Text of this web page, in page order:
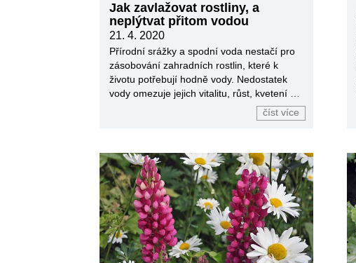
Jak zavlažovat rostliny, a
neplýtvat přitom vodou
21. 4. 2020
Přírodní srážky a spodní voda nestačí pro
zásobování zahradních rostlin, které k
životu potřebují hodně vody. Nedostatek
vody omezuje jejich vitalitu, růst, kvetení i
číst více